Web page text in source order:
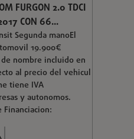
FURGON 2.0 TDCI
CON 66...
Segunda manoEl
19.900€
nombre incluido en
al precio del vehicul
tiene IVA
y autonomos.
Financiacion: